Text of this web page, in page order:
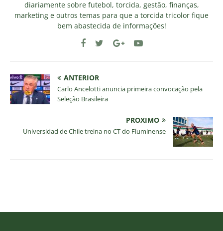
diariamente sobre futebol, torcida, gestão, finanças,
marketing e outros temas para que a torcida tricolor fique
bem abastecida de informações!
ANTERIOR
Carlo Ancelotti anuncia primeira convocação pela
Seleção Brasileira
PRÓXIMO
Universidad de Chile treina no CT do Fluminense